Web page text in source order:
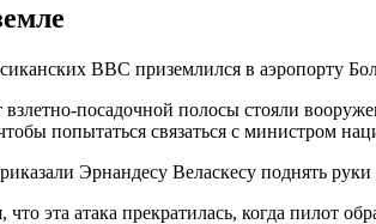
ВВС приземлился в аэропорту
посадочной полосы стояли
попытаться связаться с министром
Эрнандесу Веласкесу поднять
что эта атака прекратилась, когда пилот